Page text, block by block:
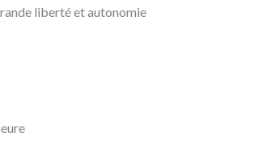
liberté et autonomie